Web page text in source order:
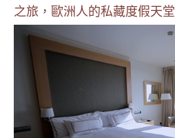
之旅，歐洲人的私藏度假天堂